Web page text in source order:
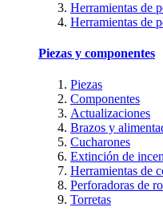
Herramientas de
Herramientas de
Piezas y componentes
Piezas
Componentes
Actualizaciones
Brazos y
Cucharones
Extinción de
Herramientas de
Perforadoras de
Torretas